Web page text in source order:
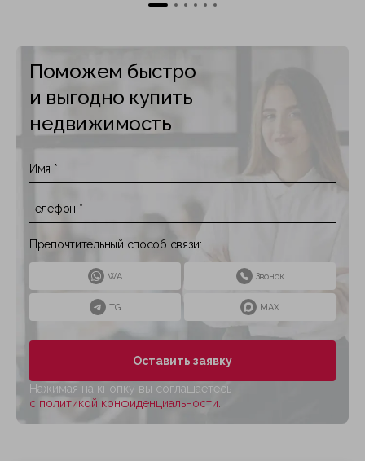
Поможем быстро
и выгодно купить
недвижимость
Препочтительный способ связи:
WA Звонок
TG MAX
Оставить заявку
Нажимая на кнопку вы соглашаетесь
с политикой конфиденциальности.